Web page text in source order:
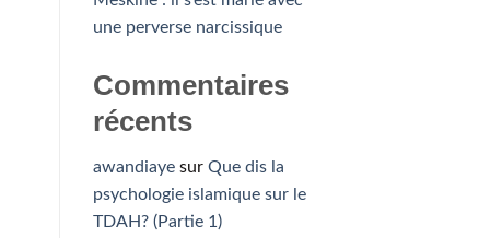
une perverse narcissique
Commentaires
récents
awandiayesur Que dis la
psychologie islamique sur le
TDAH? (Partie 1)